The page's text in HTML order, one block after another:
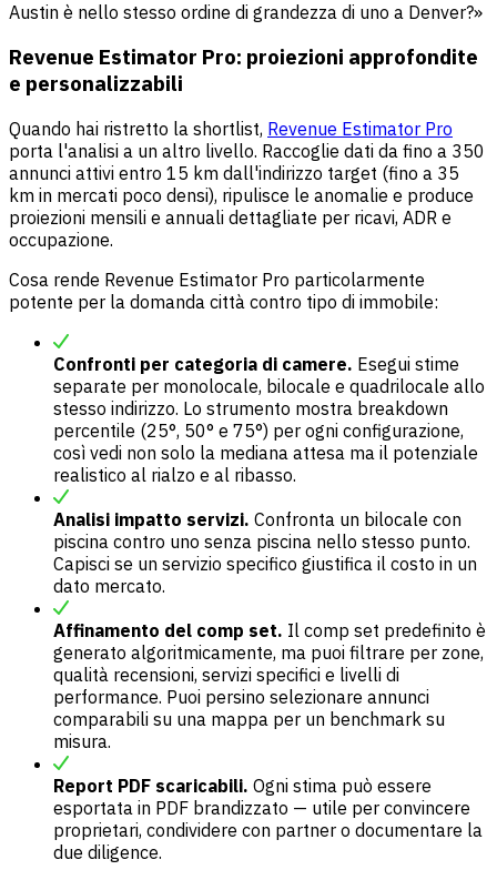
Austin è nello stesso ordine di grandezza di uno a Denver?»
Revenue Estimator Pro: proiezioni approfondite
e personalizzabili
Quando hai ristretto la shortlist, Revenue Estimator Pro
porta l'analisi a un altro livello. Raccoglie dati da fino a 350
annunci attivi entro 15 km dall'indirizzo target (fino a 35
km in mercati poco densi), ripulisce le anomalie e produce
proiezioni mensili e annuali dettagliate per ricavi, ADR e
occupazione.
Cosa rende Revenue Estimator Pro particolarmente
potente per la domanda città contro tipo di immobile:
Confronti per categoria di camere. Esegui stime
separate per monolocale, bilocale e quadrilocale allo
stesso indirizzo. Lo strumento mostra breakdown
percentile (25°, 50° e 75°) per ogni configurazione,
così vedi non solo la mediana attesa ma il potenziale
realistico al rialzo e al ribasso.
Analisi impatto servizi. Confronta un bilocale con
piscina contro uno senza piscina nello stesso punto.
Capisci se un servizio specifico giustifica il costo in un
dato mercato.
Affinamento del comp set. Il comp set predefinito è
generato algoritmicamente, ma puoi filtrare per zone,
qualità recensioni, servizi specifici e livelli di
performance. Puoi persino selezionare annunci
comparabili su una mappa per un benchmark su
misura.
Report PDF scaricabili. Ogni stima può essere
esportata in PDF brandizzato — utile per convincere
proprietari, condividere con partner o documentare la
due diligence.